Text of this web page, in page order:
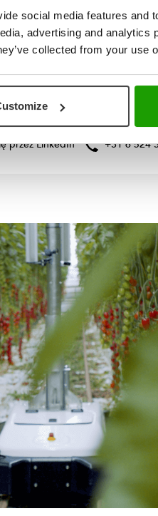
social media features and
advertising and analytics
collected from your use
DS. SPRZEDAŻY
Twój nowy
przez LinkedIn +31 6 524